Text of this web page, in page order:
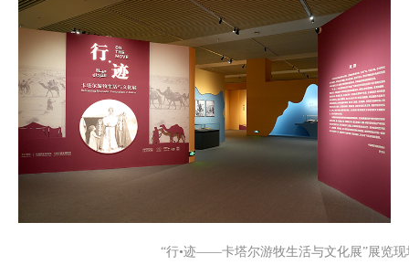
“行•迹——卡塔尔游牧生活与文化展”展览